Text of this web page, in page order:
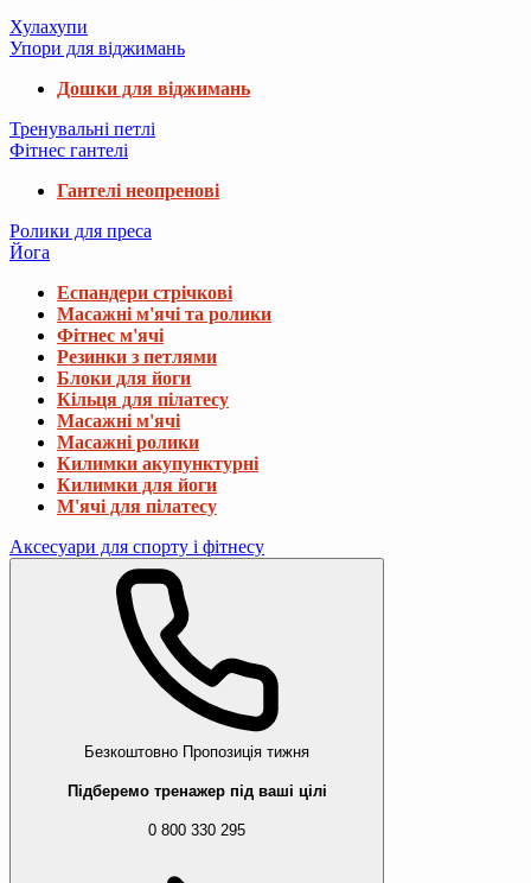
Хулахупи
Упори для віджимань
Дошки для віджимань
Тренувальні петлі
Фітнес гантелі
Гантелі неопренові
Ролики для преса
Йога
Еспандери стрічкові
Масажні м'ячі та ролики
Фітнес м'ячі
Резинки з петлями
Блоки для йоги
Кільця для пілатесу
Масажні м'ячі
Масажні ролики
Килимки акупунктурні
Килимки для йоги
М'ячі для пілатесу
Аксесуари для спорту і фітнесу
Безкоштовно Пропозиція тижня
Підберемо тренажер під ваші цілі
0 800 330 295